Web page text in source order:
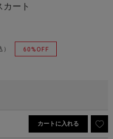
ート
） 60%OFF
カートに入れる